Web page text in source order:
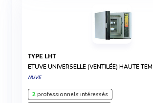
TYPE LHT
ETUVE UNIVERSELLE (VENTILÉE) HAUTE
NUVE
2professionnels intéressés